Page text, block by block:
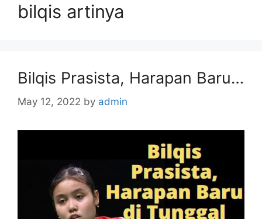
bilqis artinya
Bilqis Prasista, Harapan Baru…
May 12, 2022 by admin